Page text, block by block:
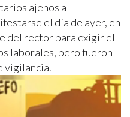
ajenos al
el día de ayer, en
del rector para exigir el
laborales, pero fueron
vigilancia.